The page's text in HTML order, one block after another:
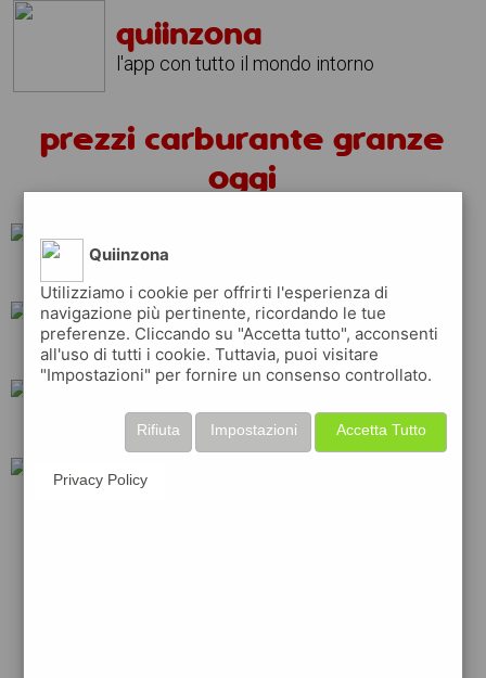
quiinzona
l'app con tutto il mondo intorno
prezzi carburante granze
oggi
repsol total
esso eni
Quiinzona
Utilizziamo i cookie per offrirti l'esperienza di
navigazione più pertinente, ricordando le tue
preferenze. Cliccando su "Accetta tutto", acconsenti
all'uso di tutti i cookie. Tuttavia, puoi visitare
"Impostazioni" per fornire un consenso controllato.
Accetta Tutto
Impostazioni
Rifiuta
Privacy Policy